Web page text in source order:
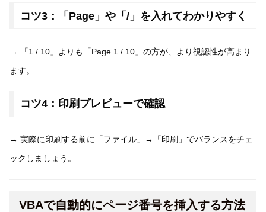
コツ3：「Page」や「/」を入れてわかりやすく
→ 「1 / 10」よりも「Page 1 / 10」の方が、より視認性が高まり
ます。
コツ4：印刷プレビューで確認
→ 実際に印刷する前に「ファイル」→「印刷」でバランスをチェ
ックしましょう。
VBAで自動的にページ番号を挿入する方法